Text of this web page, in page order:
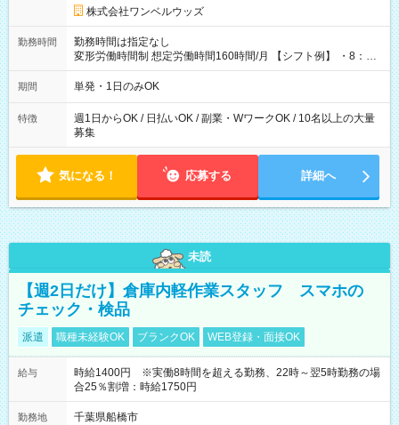
株式会社ワンベルウッズ
勤務時間
勤務時間は指定なし
変形労働時間制 想定労働時間160時間/月 【シフト例】 ・8：00
～21：00
期間 単発・1日のみOK
特徴
週1日からOK / 日払いOK / 副業・WワークOK / 10名以上の大量
募集
気になる！ 応募する 詳細へ
未読
【週2日だけ】倉庫内軽作業スタッフ スマホの
チェック・検品
派遣 職種未経験OK ブランクOK WEB登録・面接OK
給与
時給1400円 ※実働8時間を超える勤務、22時～翌5時勤務の場
合25％割増：時給1750円
勤務地
千葉県船橋市